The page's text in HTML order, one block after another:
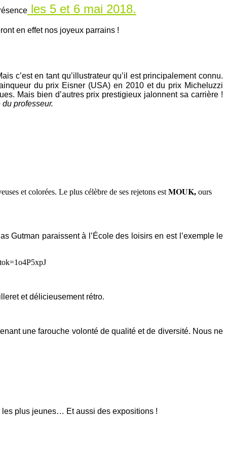
les 5 et 6 mai 2018.
en effet nos joyeux parrains !
c’est en tant qu’illustrateur qu’il est principalement connu.
du prix Eisner (USA) en 2010 et du prix Micheluzzi
Mais bien d’autres prix prestigieux jalonnent sa carrière !
du professeur.
et colorées. Le plus célèbre de ses rejetons est MOUK, ours
Gutman paraissent à l’École des loisirs en est l’exemple le
et délicieusement rétro.
une farouche volonté de qualité et de diversité. Nous ne
les plus jeunes… Et aussi des expositions !